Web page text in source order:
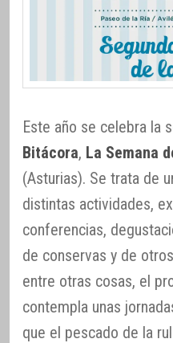
Este año se celebra la
Bitácora, La Semana
(Asturias). Se trata de
distintas actividades,
conferencias,
de conservas y de
entre otras cosas, el
contempla unas
que el pescado de la